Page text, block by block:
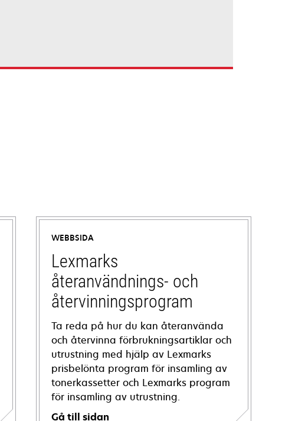
WEBBSIDA
Lexmarks
återanvändnings- och
återvinningsprogram
Ta reda på hur du kan återanvända
och återvinna förbrukningsartiklar och
utrustning med hjälp av Lexmarks
prisbelönta program för insamling av
tonerkassetter och Lexmarks program
för insamling av utrustning.
Gå till sidan